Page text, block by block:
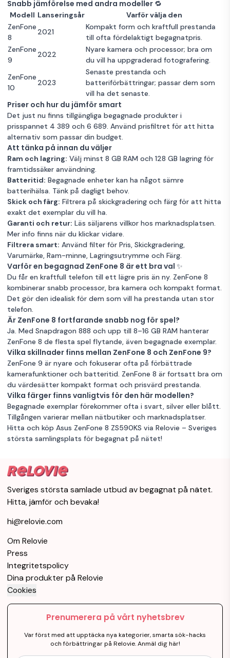
Snabb jämförelse med andra modeller 🔁
Modell Lanseringsår
Varför välja den
ZenFone
8
2021
Kompakt form och kraftfull prestanda
till ofta fördelaktigt begagnatpris.
ZenFone
9
2022
Nyare kamera och processor; bra om
du vill ha uppgraderad fotografering.
ZenFone
10
2023
Senaste prestanda och
batteriförbättringar; passar dem som
vill ha det senaste.
Priser och hur du jämför smart
Det just nu finns tillgängliga begagnade produkter i
prisspannet 4 389 och 6 689. Använd prisfiltret för att hitta
alternativ som passar din budget.
Att tänka på innan du väljer
Ram och lagring: Välj minst 8 GB RAM och 128 GB lagring för
framtidssäker användning.
Batteritid: Begagnade enheter kan ha något sämre
batterihälsa. Tänk på dagligt behov.
Skick och färg: Filtrera på skickgradering och färg för att hitta
exakt det exemplar du vill ha.
Garanti och retur: Läs säljarens villkor hos marknadsplatsen.
Mer info finns när du klickar vidare.
Filtrera smart: Använd filter för Pris, Skickgradering,
Varumärke, Ram-minne, Lagringsutrymme och Färg.
Varför en begagnad ZenFone 8 är ett bra val ✨
Du får en kraftfull telefon till ett lägre pris än ny. ZenFone 8
kombinerar snabb processor, bra kamera och kompakt format.
Det gör den idealisk för dem som vill ha prestanda utan stor
telefon.
Är ZenFone 8 fortfarande snabb nog för spel?
Ja. Med Snapdragon 888 och upp till 8–16 GB RAM hanterar
ZenFone 8 de flesta spel flytande, även begagnade exemplar.
Vilka skillnader finns mellan ZenFone 8 och ZenFone 9?
ZenFone 9 är nyare och fokuserar ofta på förbättrade
kamerafunktioner och batteritid. ZenFone 8 är fortsatt bra om
du värdesätter kompakt format och prisvärd prestanda.
Vilka färger finns vanligtvis för den här modellen?
Begagnade exemplar förekommer ofta i svart, silver eller blått.
Tillgången varierar mellan nätbutiker och marknadsplatser.
Hitta och köp Asus ZenFone 8 ZS590KS via Relovie – Sveriges
största samlingsplats för begagnat på nätet!
Sveriges största samlade utbud av begagnat på nätet.
Hitta, jämför och bevaka!
hi@relovie.com
Om Relovie
Press
Integritetspolicy
Dina produkter på Relovie
Cookies
Prenumerera på vårt nyhetsbrev
Var först med att upptäcka nya kategorier, smarta sök-hacks
och förbättringar på Relovie. Anmäl dig här!